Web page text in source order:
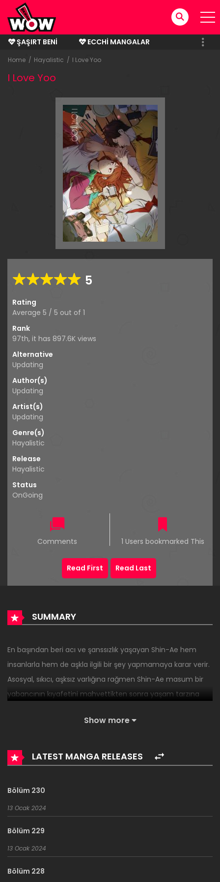
ŞAŞIRT BENI
ECCHI MANGALAR
BITMIŞ MANGALAR
Home Hayalistic I Love Yoo
I Love Yoo
5
Rating
Average 5 / 5 out of 1
Rank
97th, it has 897.6K views
Alternative
Updating
Author(s)
Updating
Artist(s)
Updating
Genre(s)
Hayalistic
Release
Hayalistic
Status
OnGoing
Comments 1 Users bookmarked This
Read First Read Last
SUMMARY
En başından beri acı ve şanssızlık yaşayan Shin-Ae hem
insanlarla hem de aşkla ilgili bir şey yapmamaya karar verir.
Asosyal, sıkıcı, aşksız varlığına rağmen Shin-Ae masum bir
yabancının kıyafetini mahvettikten sonra yaşam tarzına
Show more
LATEST MANGA RELEASES
Bölüm 230
13 Ocak 2024
Bölüm 229
13 Ocak 2024
Bölüm 228